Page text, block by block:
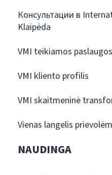
Консультации в
Klaipėda
VMI teikiamos paslaugos
VMI kliento profilis
VMI skaitmeninė
Vienas langelis
NAUDINGA